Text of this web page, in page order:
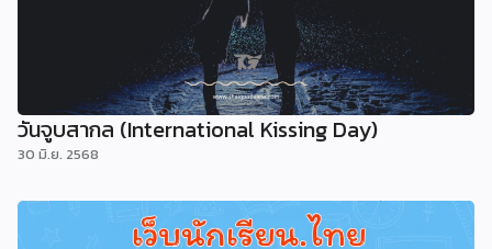
วันจูบสากล (International Kissing Day)
30 มิ.ย. 2568